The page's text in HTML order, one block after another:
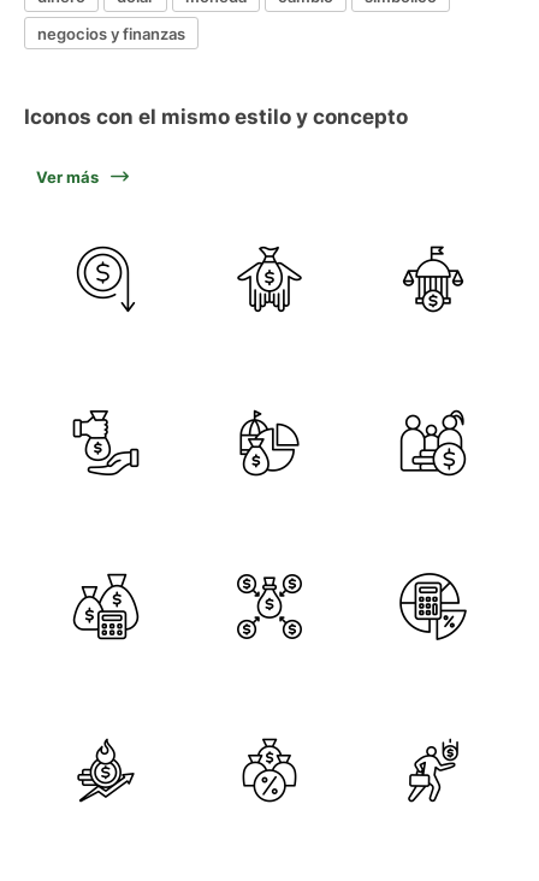
negocios y finanzas
Iconos con el mismo estilo y concepto
Ver más